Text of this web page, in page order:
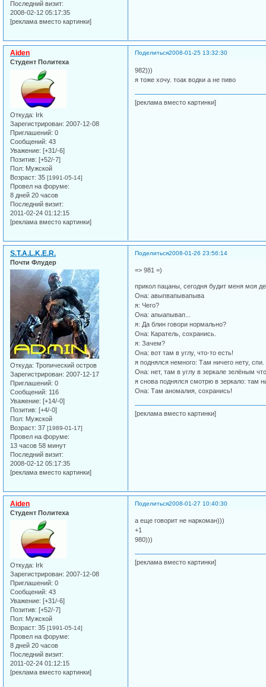
Последний визит:
2008-02-12 05:17:35
[реклама вместо картинки]
Поделиться2008-01-25 13:32:30
Aiden
Студент Политеха
Откуда: Irk
Зарегистрирован: 2007-12-08
Приглашений: 0
Сообщений: 43
Уважение: [+31/-6]
Позитив: [+52/-7]
Пол: Мужской
Возраст: 35 [1991-05-14]
Провел на форуме:
8 дней 20 часов
Последний визит:
2011-02-24 01:12:15
[реклама вместо картинки]
982)))
я тоже хочу. тоак водки а не пиво
[реклама вместо картинки]
Поделиться2008-01-26 23:56:14
S.T.A.L.K.E.R.
Почти Флудер
Откуда: Тропический остров
Зарегистрирован: 2007-12-17
Приглашений: 0
Сообщений: 116
Уважение: [+14/-0]
Позитив: [+4/-0]
Пол: Мужской
Возраст: 37 [1989-01-17]
Провел на форуме:
13 часов 58 минут
Последний визит:
2008-02-12 05:17:35
[реклама вместо картинки]
=> 981 =)
прикол пацаны, сегодня будит меня моя
Она: авыпвапывапыва
я: Чего?
Она: апыапывап...
я: Да блин говори нормально?
Она: Каратель, сохранись.
я: Зачем?
Она: вот там в углу, что-то есть!
я поднялся немного: Там ничего нету, спи.
Она: нет, там в углу в зеркале зелёным
я снова поднялся смотрю в зеркало: там
Она: Там аномалия, сохранись!
[реклама вместо картинки]
Поделиться2008-01-27 10:40:30
Aiden
Студент Политеха
Откуда: Irk
Зарегистрирован: 2007-12-08
Приглашений: 0
Сообщений: 43
Уважение: [+31/-6]
Позитив: [+52/-7]
Пол: Мужской
Возраст: 35 [1991-05-14]
Провел на форуме:
8 дней 20 часов
Последний визит:
2011-02-24 01:12:15
[реклама вместо картинки]
а еще говорит не наркоман)))
+1
980)))
[реклама вместо картинки]